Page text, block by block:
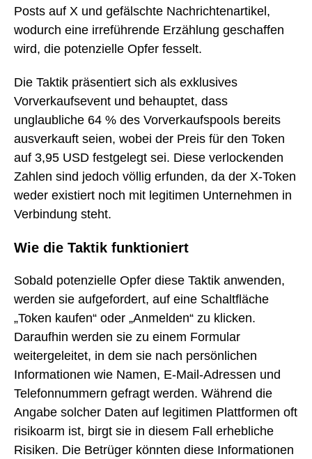
Posts auf X und gefälschte Nachrichtenartikel,
wodurch eine irreführende Erzählung geschaffen
wird, die potenzielle Opfer fesselt.
Die Taktik präsentiert sich als exklusives
Vorverkaufsevent und behauptet, dass
unglaubliche 64 % des Vorverkaufspools bereits
ausverkauft seien, wobei der Preis für den Token
auf 3,95 USD festgelegt sei. Diese verlockenden
Zahlen sind jedoch völlig erfunden, da der X-Token
weder existiert noch mit legitimen Unternehmen in
Verbindung steht.
Wie die Taktik funktioniert
Sobald potenzielle Opfer diese Taktik anwenden,
werden sie aufgefordert, auf eine Schaltfläche
„Token kaufen“ oder „Anmelden“ zu klicken.
Daraufhin werden sie zu einem Formular
weitergeleitet, in dem sie nach persönlichen
Informationen wie Namen, E-Mail-Adressen und
Telefonnummern gefragt werden. Während die
Angabe solcher Daten auf legitimen Plattformen oft
risikoarm ist, birgt sie in diesem Fall erhebliche
Risiken. Die Betrüger könnten diese Informationen